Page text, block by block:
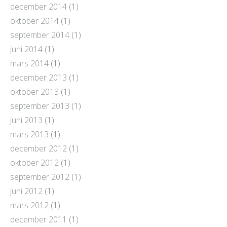
december 2014 (1)
oktober 2014 (1)
september 2014 (1)
juni 2014 (1)
mars 2014 (1)
december 2013 (1)
oktober 2013 (1)
september 2013 (1)
juni 2013 (1)
mars 2013 (1)
december 2012 (1)
oktober 2012 (1)
september 2012 (1)
juni 2012 (1)
mars 2012 (1)
december 2011 (1)